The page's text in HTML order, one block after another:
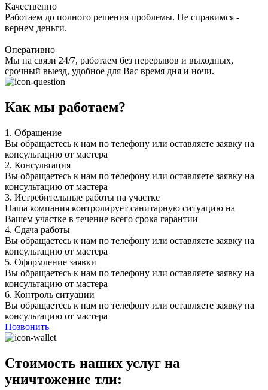
Качественно
Работаем до полного решения проблемы. Не справимся -
вернем деньги.
Оперативно
Мы на связи 24/7, работаем без перерывов и выходных,
срочный выезд, удобное для Вас время дня и ночи.
Как мы работаем?
1. Обращение
Вы обращаетесь к нам по телефону или оставляете заявку на
консультацию от мастера
2. Консультация
Вы обращаетесь к нам по телефону или оставляете заявку на
консультацию от мастера
3. Истребительные работы на участке
Наша компания контролирует санитарную ситуацию на
Вашем участке в течение всего срока гарантии
4. Сдача работы
Вы обращаетесь к нам по телефону или оставляете заявку на
консультацию от мастера
5. Оформление заявки
Вы обращаетесь к нам по телефону или оставляете заявку на
консультацию от мастера
6. Контроль ситуации
Вы обращаетесь к нам по телефону или оставляете заявку на
консультацию от мастера
Позвонить
Стоимость наших услуг на
уничтожение тли: